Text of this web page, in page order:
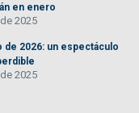
en enero
2025
de 2026: un espectáculo
2025